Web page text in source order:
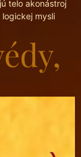
telo akonástroj
mysli